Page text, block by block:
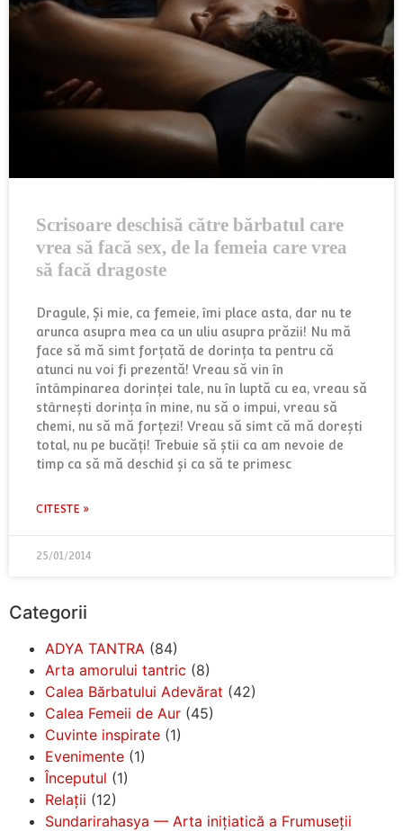
Scrisoare deschisă către bărbatul care
vrea să facă sex, de la femeia care vrea
să facă dragoste
Dragule, Şi mie, ca femeie, îmi place asta, dar nu te
arunca asupra mea ca un uliu asupra prăzii! Nu mă
face să mă simt forţată de dorinţa ta pentru că
atunci nu voi fi prezentă! Vreau să vin în
întâmpinarea dorinţei tale, nu în luptă cu ea, vreau să
stârneşti dorinţa în mine, nu să o impui, vreau să
chemi, nu să mă forţezi! Vreau să simt că mă doreşti
total, nu pe bucăţi! Trebuie să ştii ca am nevoie de
timp ca să mă deschid şi ca să te primesc
CITESTE »
25/01/2014
Categorii
ADYA TANTRA (84)
Arta amorului tantric (8)
Calea Bărbatului Adevărat (42)
Calea Femeii de Aur (45)
Cuvinte inspirate (1)
Evenimente (1)
Începutul (1)
Relații (12)
Sundarirahasya — Arta inițiatică a Frumuseții